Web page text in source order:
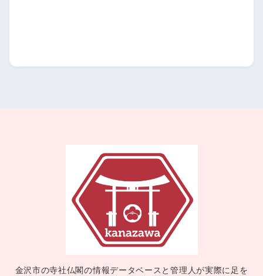
金沢市の寺社仏閣の情報データベースと管理人が実際に足を